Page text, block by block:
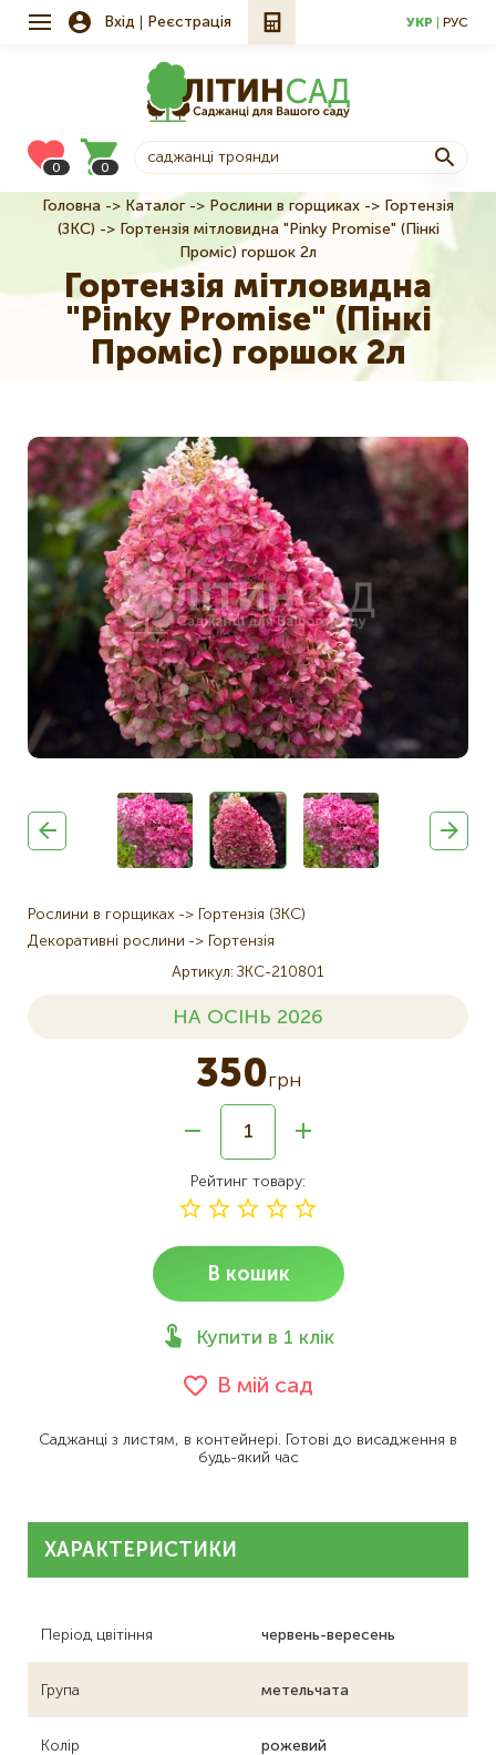
Вхід Реєстрація УКР РУС
0 0
Рядок
Головна Каталог Рослини в горщиках
Гортензія
(ЗКС)
Гортензія мітловидна "Pinky Promise" (Пінкі
Проміс) горшок 2л
Гортензія мітловидна
"Pinky Promise" (Пінкі
Проміс) горшок 2л
Рослини в горщиках
Гортензія (ЗКС)
Декоративні рослини
Гортензія
Артикул ЗКС-210801
НА ОСІНЬ 2026
350грн
Рейтинг товару
В кошик
Купити в 1 клік
В мій сад
Саджанці з листям, в контейнері. Готові до висадження в
будь-який час
ХАРАКТЕРИСТИКИ
Період цвітіння червень-вересень
Група метельчата
Колір рожевий